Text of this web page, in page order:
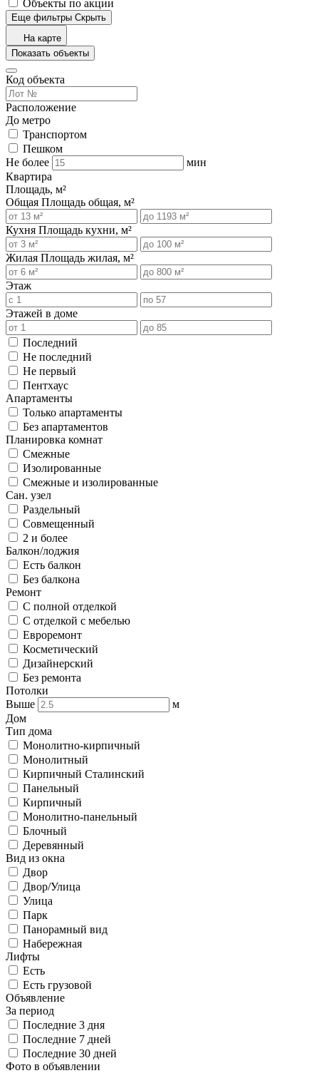
Объекты по акции
Еще фильтры Скрыть
На карте
Показать объекты
Код объекта
Расположение
До метро
Транспортом
Пешком
Не более
мин
Квартира
Площадь, м²
Общая Площадь общая, м²
Кухня Площадь кухни, м²
Жилая Площадь жилая, м²
Этаж
Этажей в доме
Последний
Не последний
Не первый
Пентхаус
Апартаменты
Только апартаменты
Без апартаментов
Планировка комнат
Смежные
Изолированные
Смежные и изолированные
Сан. узел
Раздельный
Совмещенный
2 и более
Балкон/лоджия
Есть балкон
Без балкона
Ремонт
С полной отделкой
С отделкой с мебелью
Евроремонт
Косметический
Дизайнерский
Без ремонта
Потолки
Выше
м
Дом
Тип дома
Монолитно-кирпичный
Монолитный
Кирпичный Сталинский
Панельный
Кирпичный
Монолитно-панельный
Блочный
Деревянный
Вид из окна
Двор
Двор/Улица
Улица
Парк
Панорамный вид
Набережная
Лифты
Есть
Есть грузовой
Объявление
За период
Последние 3 дня
Последние 7 дней
Последние 30 дней
Фото в объявлении